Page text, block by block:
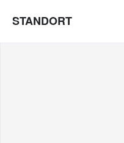
STANDORT